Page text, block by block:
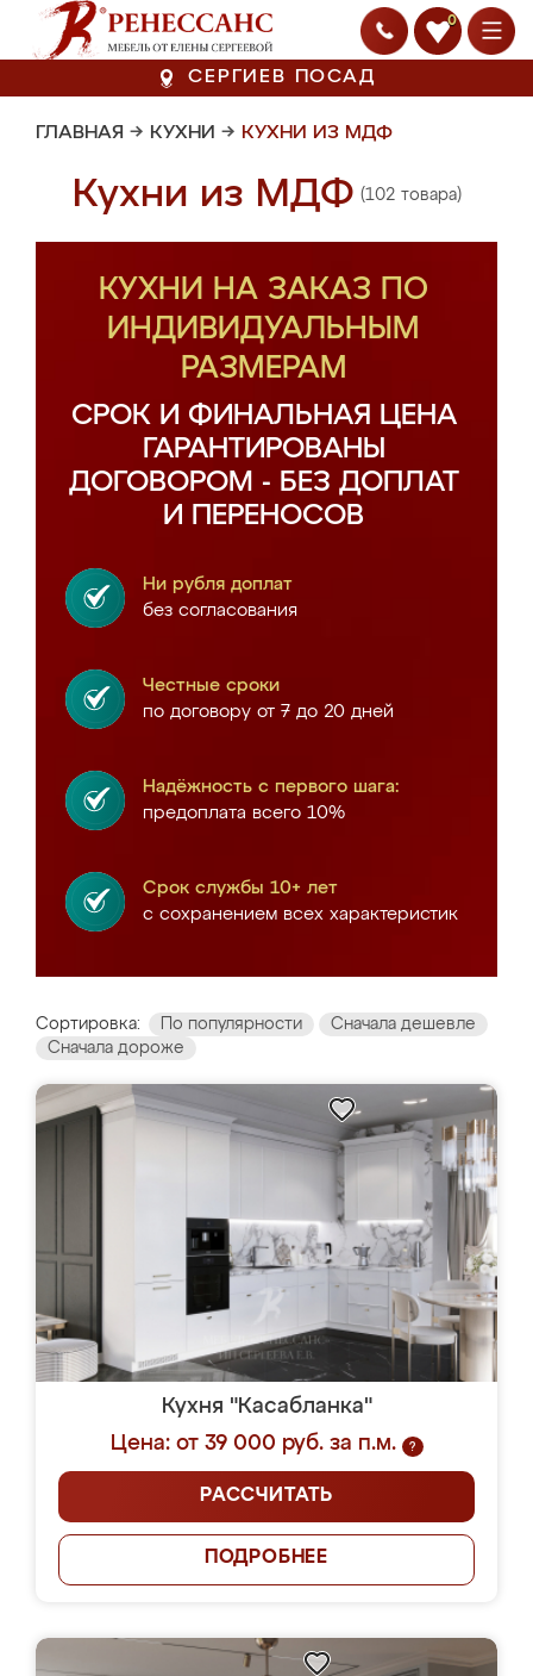
0
СЕРГИЕВ ПОСАД
ГЛАВНАЯ → КУХНИ → КУХНИ ИЗ МДФ
Кухни из МДФ (102 товара)
КУХНИ НА ЗАКАЗ ПО
ИНДИВИДУАЛЬНЫМ
РАЗМЕРАМ
СРОК И ФИНАЛЬНАЯ ЦЕНА
ГАРАНТИРОВАНЫ
ДОГОВОРОМ - БЕЗ ДОПЛАТ
И ПЕРЕНОСОВ
Ни рубля доплат
без согласования
Честные сроки
по договору от 7 до 20 дней
Надёжность с первого шага:
предоплата всего 10%
Срок службы 10+ лет
с сохранением всех характеристик
Сортировка: По популярности
Сначала дешевле
Сначала дороже
Кухня "Касабланка"
Цена: от 39 000 руб. за п.м.
?
РАССЧИТАТЬ
ПОДРОБНЕЕ